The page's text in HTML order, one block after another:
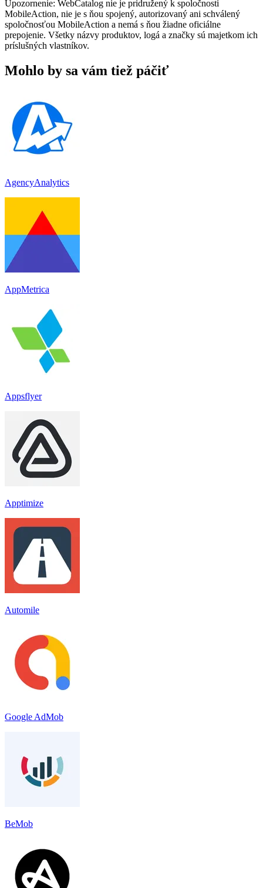
Upozornenie: WebCatalog nie je pridružený k spoločnosti
MobileAction, nie je s ňou spojený, autorizovaný ani schválený
spoločnosťou MobileAction a nemá s ňou žiadne oficiálne
prepojenie. Všetky názvy produktov, logá a značky sú majetkom ich
príslušných vlastníkov.
Mohlo by sa vám tiež páčiť
AgencyAnalytics
AppMetrica
Appsflyer
Apptimize
Automile
Google AdMob
BeMob